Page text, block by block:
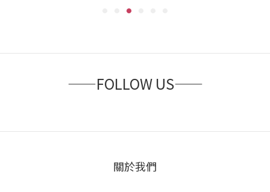
——FOLLOW US——
關於我們